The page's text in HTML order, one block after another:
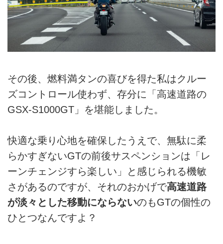
その後、燃料満タンの喜びを得た私はクルー
ズコントロール使わず、存分に「高速道路の
GSX-S1000GT」を堪能しました。
快適な乗り心地を確保したうえで、無駄に柔
らかすぎないGTの前後サスペンションは「レ
ーンチェンジすら楽しい」と感じられる機敏
さがあるのですが、それのおかげで高速道路
が淡々とした移動にならないのもGTの個性の
ひとつなんですよ？